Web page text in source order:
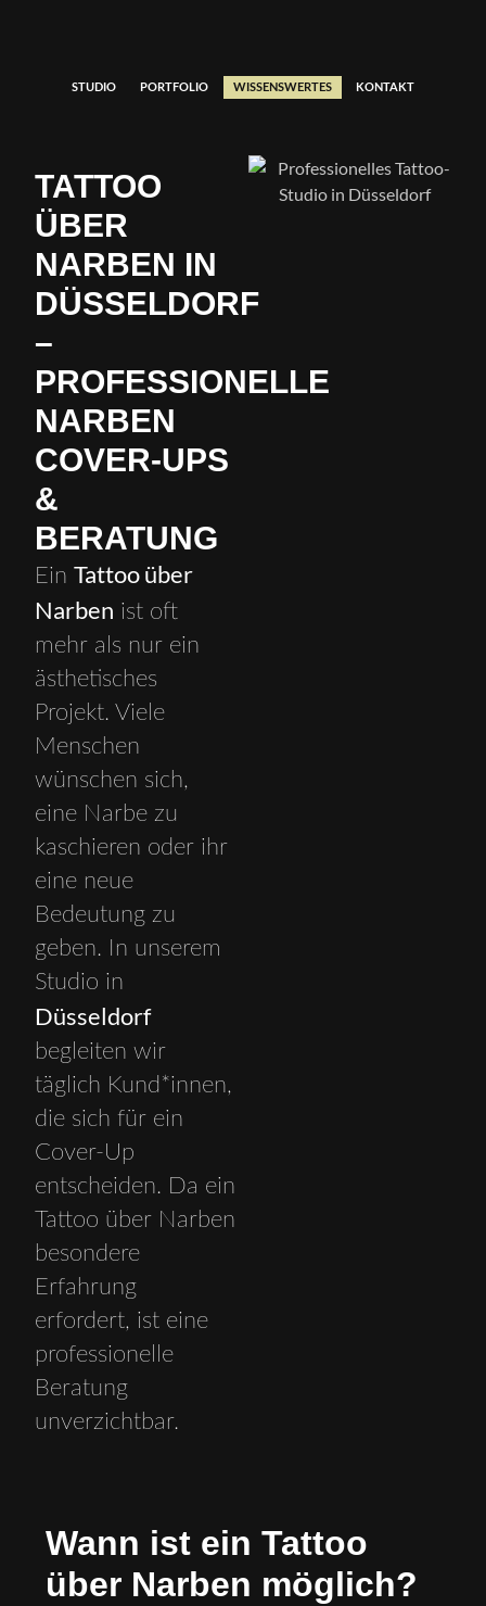
STUDIO PORTFOLIO WISSENSWERTES KONTAKT
TATTOO
ÜBER
NARBEN IN
DÜSSELDORF
–
PROFESSIONELLE
NARBEN
COVER-UPS
&
BERATUNG
EinTattoo über
Narben ist oft
mehr als nur ein
ästhetisches
Projekt. Viele
Menschen
wünschen sich,
eine Narbe zu
kaschieren oder ihr
eine neue
Bedeutung zu
geben. In unserem
Studio in
Düsseldorf
begleiten wir
täglich Kund*innen,
die sich für ein
Cover-Up
entscheiden. Da ein
Tattoo über Narben
besondere
Erfahrung
erfordert, ist eine
professionelle
Beratung
unverzichtbar.
Wann ist ein Tattoo
über Narben möglich?